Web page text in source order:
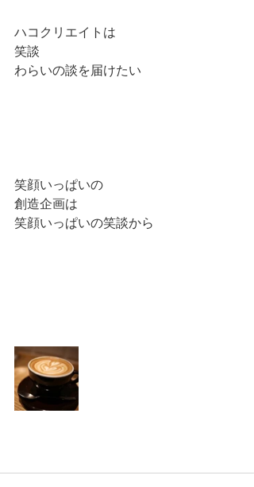
ハコクリエイトは
笑談
わらいの談を届けたい
笑顔いっぱいの
創造企画は
笑顔いっぱいの笑談から